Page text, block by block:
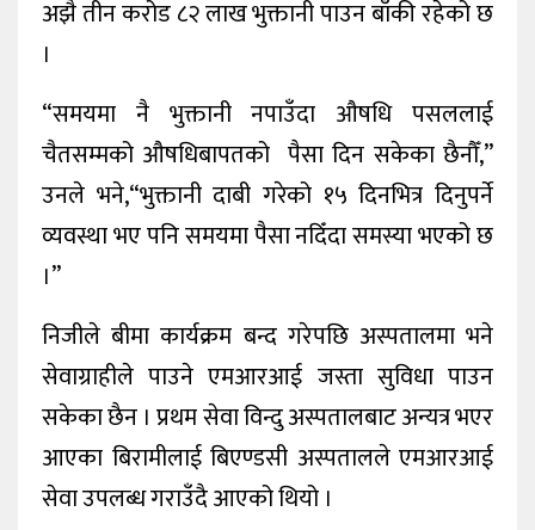
अझै तीन करोड ८२ लाख भुक्तानी पाउन बाँकी रहेको छ
।
“समयमा नै भुक्तानी नपाउँदा औषधि पसललाई
चैतसम्मको औषधिबापतको पैसा दिन सकेका छैनौँ,”
उनले भने,“भुक्तानी दाबी गरेको १५ दिनभित्र दिनुपर्ने
व्यवस्था भए पनि समयमा पैसा नदिँदा समस्या भएको छ
।”
निजीले बीमा कार्यक्रम बन्द गरेपछि अस्पतालमा भने
सेवाग्राहीले पाउने एमआरआई जस्ता सुविधा पाउन
सकेका छैन । प्रथम सेवा विन्दु अस्पतालबाट अन्यत्र भएर
आएका बिरामीलाई बिएण्डसी अस्पतालले एमआरआई
सेवा उपलब्ध गराउँदै आएको थियो ।